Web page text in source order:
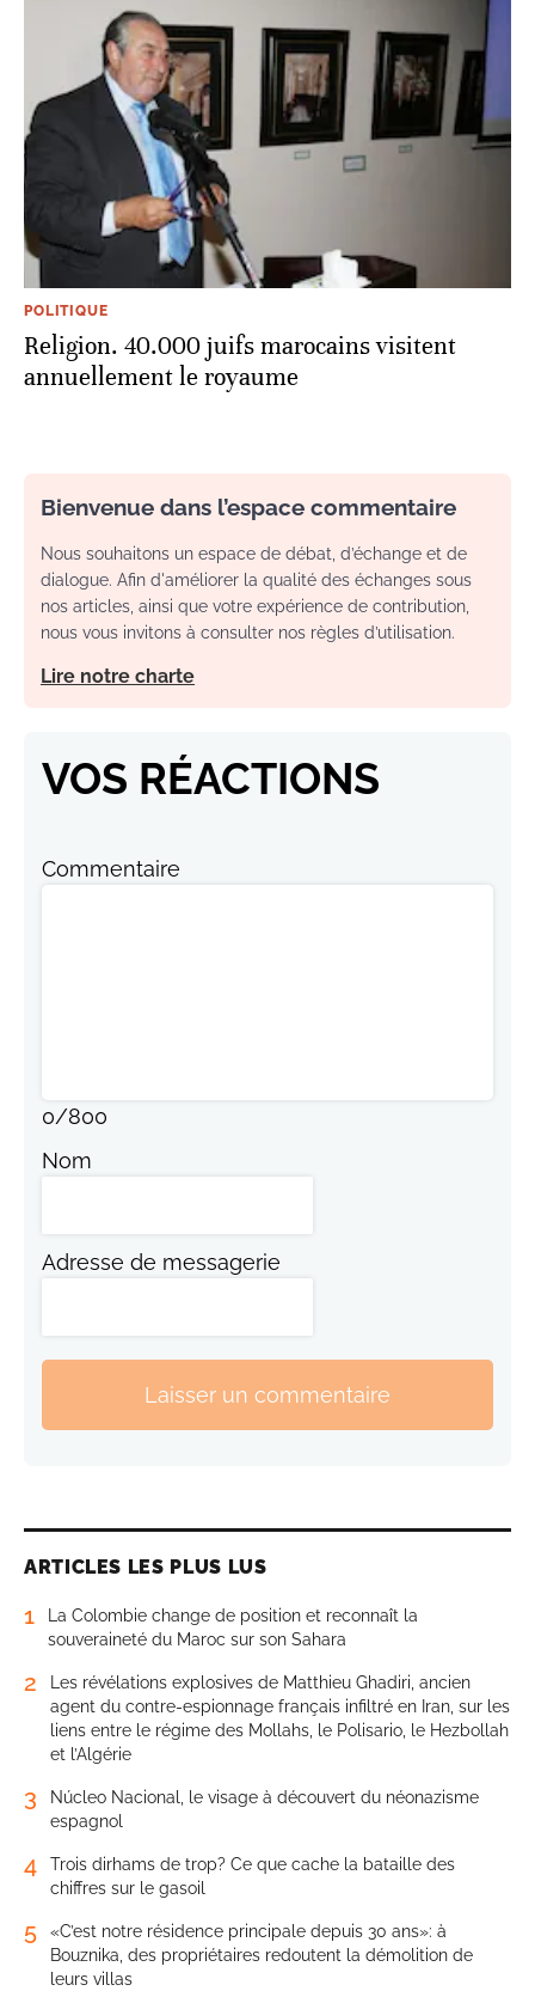
POLITIQUE
Religion. 40.000 juifs marocains visitent
annuellement le royaume
Bienvenue dans l’espace commentaire
Nous souhaitons un espace de débat, d’échange et de
dialogue. Afin d'améliorer la qualité des échanges sous
nos articles, ainsi que votre expérience de contribution,
nous vous invitons à consulter nos règles d’utilisation.
Lire notre charte
VOS RÉACTIONS
Commentaire
0/800
Nom
Adresse de messagerie
Laisser un commentaire
ARTICLES LES PLUS LUS
1
La Colombie change de position et reconnaît la
souveraineté du Maroc sur son Sahara
2
Les révélations explosives de Matthieu Ghadiri, ancien
agent du contre-espionnage français infiltré en Iran, sur les
liens entre le régime des Mollahs, le Polisario, le Hezbollah
et l’Algérie
3
Núcleo Nacional, le visage à découvert du néonazisme
espagnol
4
Trois dirhams de trop? Ce que cache la bataille des
chiffres sur le gasoil
5
«C’est notre résidence principale depuis 30 ans»: à
Bouznika, des propriétaires redoutent la démolition de
leurs villas